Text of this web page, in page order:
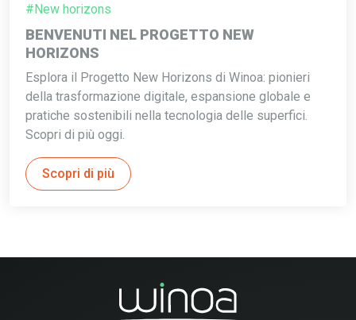
#New horizons
BENVENUTI NEL PROGETTO NEW
HORIZONS
Esplora il Progetto New Horizons di Winoa: pionieri
della trasformazione digitale, espansione globale e
pratiche sostenibili nella tecnologia delle superfici.
Scopri di più oggi.
Scopri di più